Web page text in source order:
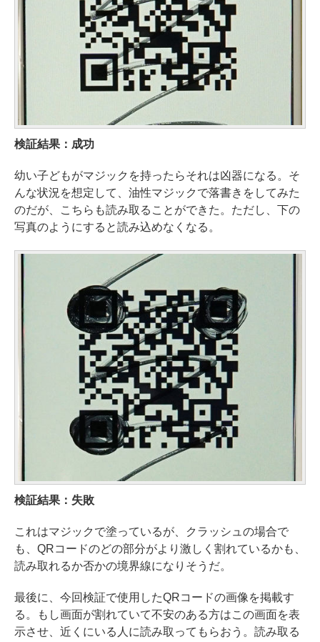
検証結果：成功
幼い子どもがマジックを持ったらそれは凶器になる。そ
んな状況を想定して、油性マジックで落書きをしてみた
のだが、こちらも読み取ることができた。ただし、下の
写真のようにすると読み込めなくなる。
検証結果：失敗
これはマジックで塗っているが、クラッシュの場合で
も、QRコードのどの部分がより激しく割れているかも、
読み取れるか否かの境界線になりそうだ。
最後に、今回検証で使用したQRコードの画像を掲載す
る。もし画面が割れていて不安のある方はこの画面を表
示させ、近くにいる人に読み取ってもらおう。読み取る